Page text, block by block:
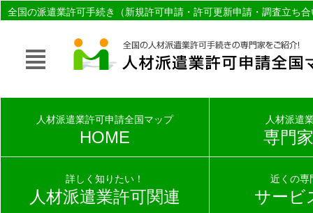
全国の派遣業許可手続き（新規許可申請・許可更新申請・調査立ち
人材派遣業許可申請全国マップ
HOME
人材派遣
専門
詳しく知りたい！
人材派遣業許可関連
近くの専
サービ